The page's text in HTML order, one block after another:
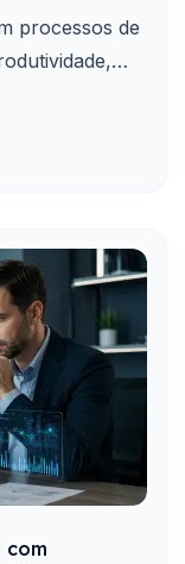
processos de
com